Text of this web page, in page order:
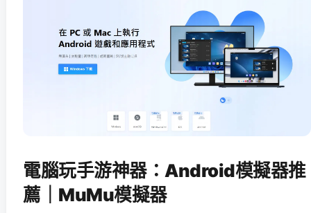
電腦玩手游神器：Android模擬器推
薦｜MuMu模擬器